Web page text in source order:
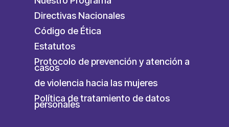
Directivas Nacionales
Código de Ética
Estatutos
Protocolo de prevención y atención a
casos
de violencia hacia las mujeres
Política de tratamiento de datos
personales